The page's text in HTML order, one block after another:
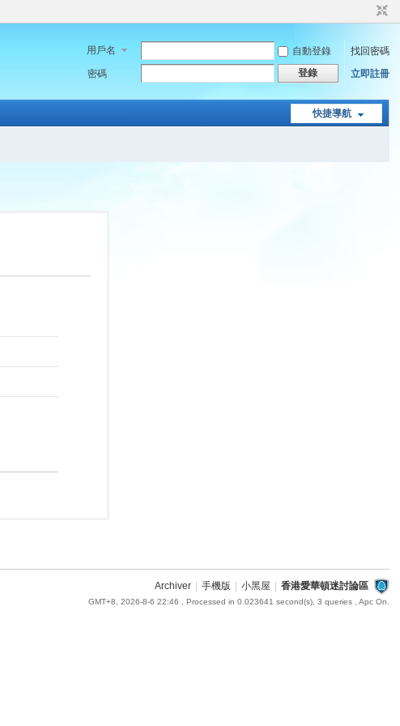
用戶名 自動登錄
找回密碼
密碼
登錄 立即註冊
快捷導航
Archiver 手機版 小黑屋 香港愛華頓迷討論區
GMT+8, 2026-8-6 22:46 , Processed in 0.023641 second(s), 3 queries , Apc On.